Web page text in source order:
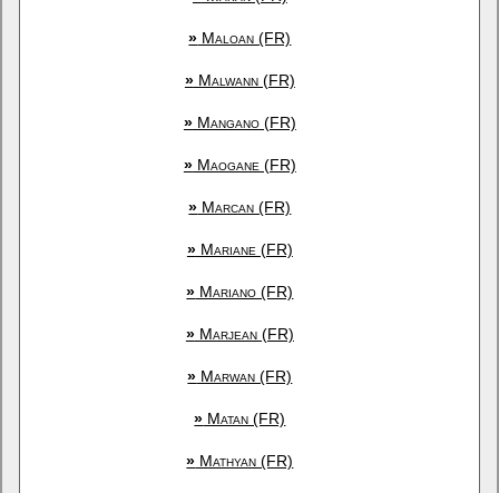
» Maloan (FR)
»Malwann (FR)
»Mangano (FR)
»Maogane (FR)
» Marcan (FR)
»Mariane (FR)
» Mariano (FR)
»Marjean (FR)
» Marwan (FR)
» Matan (FR)
» Mathyan (FR)